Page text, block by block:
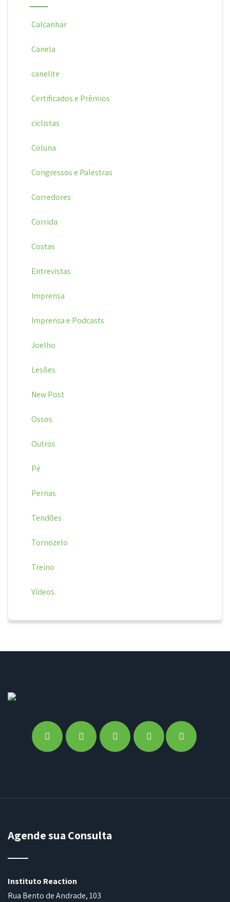
Calcanhar
Canela
canelite
Certificados e Prêmios
ciclistas
Coluna
Congressos e Palestras
Corredores
Corrida
Costas
Entrevistas
Imprensa
Imprensa e Podcasts
Joelho
Lesões
New Post
Ossos
Outros
Pé
Pernas
Tendões
Tornozelo
Treino
Vídeos
Agende sua Consulta
Instituto Reaction
Rua Bento de Andrade, 103